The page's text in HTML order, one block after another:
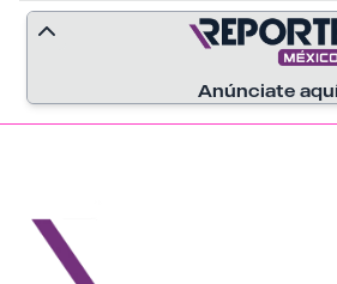
interactuar con sus
acumulaba alrededor de 577
seguidores y más de 22
Anúnciate